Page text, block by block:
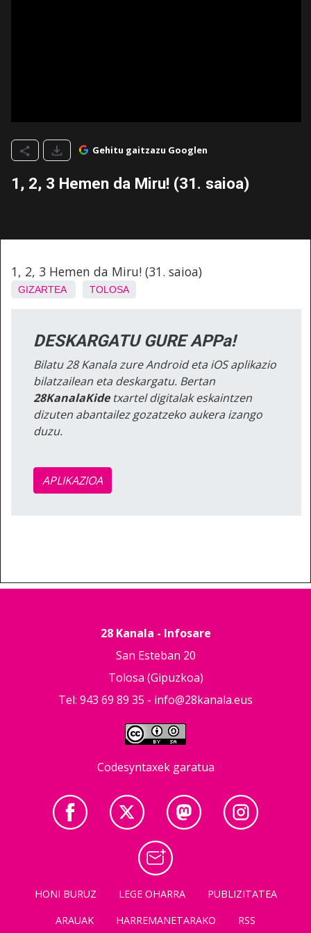
Gehitu gaitzazu Googlen
1, 2, 3 Hemen da Miru! (31. saioa)
1, 2, 3 Hemen da Miru! (31. saioa)
GIZARTEA TOLOSA
DESKARGATU GURE APPa!
Bilatu 28 Kanala zure Android eta iOS aplikazio
bilatzailean eta deskargatu. Bertan
28KanalaKidetxartel digitalak eskaintzen
dizuten abantailez gozatzeko aukera izango
duzu.
APLIKAZIOA
28 Kanala - Infosare
San Esteban 20
Tolosa (Gipuzkoa)
Tel: 943 69 89 35 - info@28kanala.eus
Codesyntaxek garatua
HONI BURUZ LEGE OHARRA
PUBLIZITATEA
ARAUAK
HARREMANETARAKO RSS